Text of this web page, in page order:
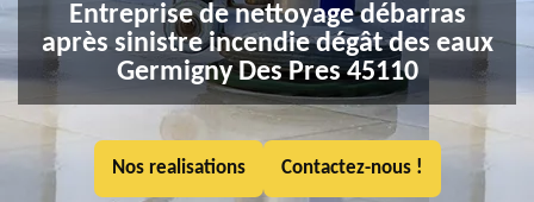
Entreprise de nettoyage débarras
après sinistre incendie dégât des eaux
Germigny Des Pres 45110
Nos realisations Contactez-nous !